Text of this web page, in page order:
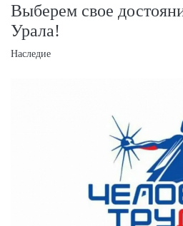
Выберем свое
Урала!
Наследие